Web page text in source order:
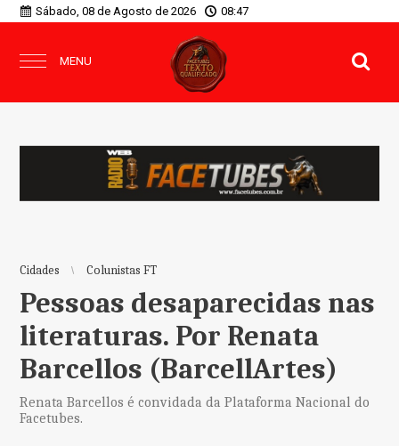
Sábado, 08 de Agosto de 2026 08:47
MENU
Cidades Colunistas FT
Pessoas desaparecidas nas
literaturas. Por Renata
Barcellos (BarcellArtes)
Renata Barcellos é convidada da Plataforma Nacional do
Facetubes.